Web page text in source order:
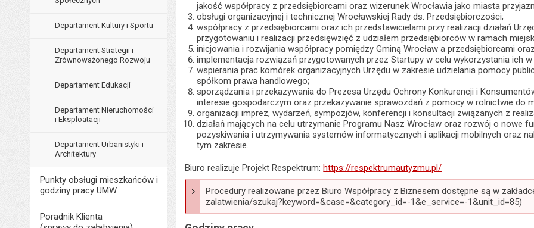
Departament Kultury i Sportu
Departament Strategii i
Zrównoważonego Rozwoju
Departament Edukacji
Departament Nieruchomości
i Eksploatacji
Departament Urbanistyki i
Architektury
Punkty obsługi mieszkańców i
godziny pracy UMW
Poradnik Klienta
jakość współpracy z przedsiębiorcami oraz wizerunek Wrocławia jako miasta
obsługi organizacyjnej i technicznej Wrocławskiej Rady ds. Przedsiębiorczości;
współpracy z przedsiębiorcami oraz ich przedstawicielami przy realizacji działań
przygotowaniu i realizacji przedsięwzięć z udziałem przedsiębiorców w ramach
inicjowania i rozwijania współpracy pomiędzy Gminą Wrocław a przedsiębiorcami
implementacja rozwiązań przygotowanych przez Startupy w celu wykorzystania ich
wspierania prac komórek organizacyjnych Urzędu w zakresie udzielania pomocy
spółkom prawa handlowego;
sporządzania i przekazywania do Prezesa Urzędu Ochrony Konkurencji i
interesie gospodarczym oraz przekazywanie sprawozdań z pomocy w rolnictwie do
organizacji imprez, wydarzeń, sympozjów, konferencji i konsultacji związanych z
działań mających na celu utrzymanie Programu Nasz Wrocław oraz rozwój o nowe
pozyskiwania i utrzymywania systemów informatycznych i aplikacji mobilnych oraz
tym zakresie.
Biuro realizuje Projekt Respektrum:https://respektrumautyzmu.pl/
Procedury realizowane przez Biuro Współpracy z Biznesem dostępne są w
zalatwienia/szukaj?keyword=&case=&category_id=-1&e_service=-1&unit_id=85)